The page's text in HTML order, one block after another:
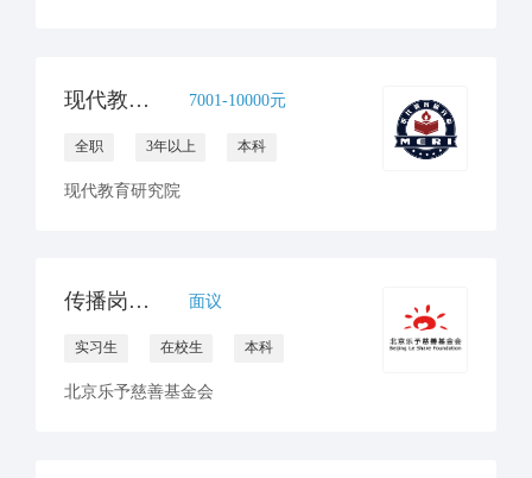
现代教育研究院招聘新媒体运营（全职1人，实习生1人） 7001-10000元
全职 3年以上 本科
现代教育研究院
传播岗（实习）1名 面议
实习生 在校生 本科
北京乐予慈善基金会